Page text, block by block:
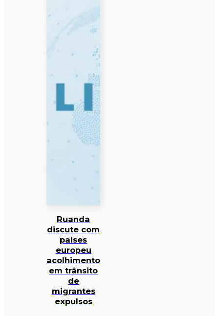
Ruanda
discute com
países
europeu
acolhimento
em trânsito
de
migrantes
expulsos